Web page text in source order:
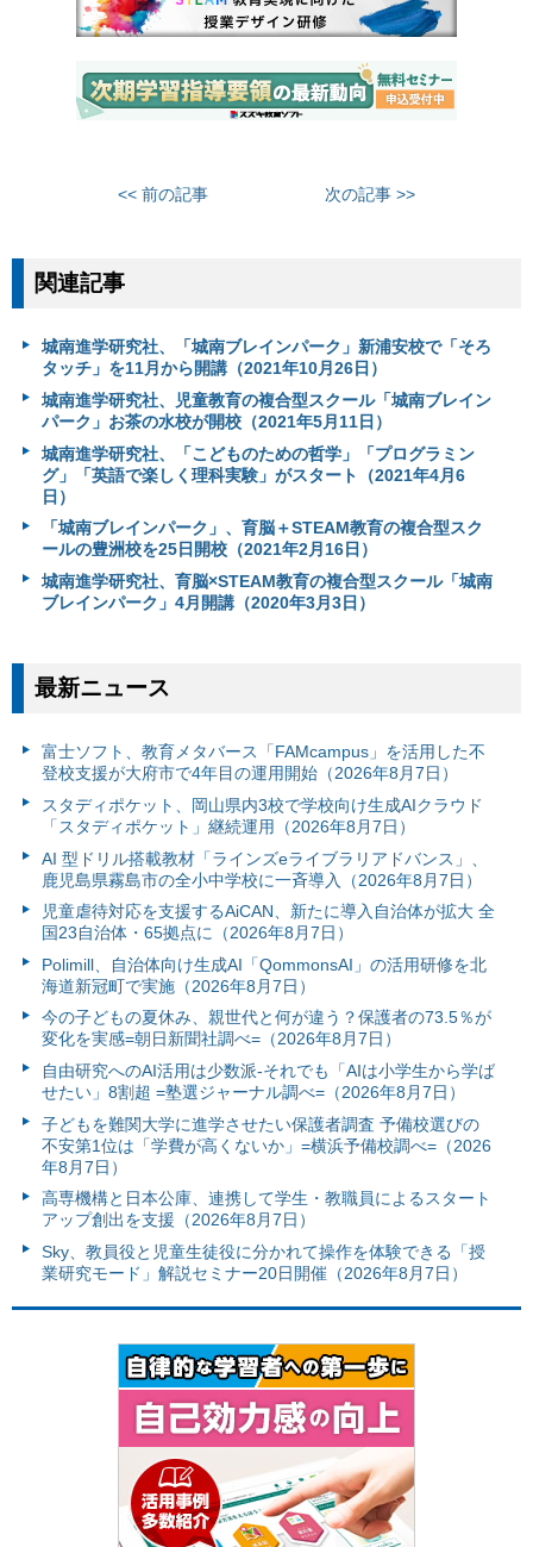
<< 前の記事 次の記事 >>
関連記事
城南進学研究社、「城南ブレインパーク」新浦安校で「そろ
タッチ」を11月から開講（2021年10月26日）
城南進学研究社、児童教育の複合型スクール「城南ブレイン
パーク」お茶の水校が開校（2021年5月11日）
城南進学研究社、「こどものための哲学」「プログラミン
グ」「英語で楽しく理科実験」がスタート（2021年4月6
日）
「城南ブレインパーク」、育脳＋STEAM教育の複合型スク
ールの豊洲校を25日開校（2021年2月16日）
城南進学研究社、育脳×STEAM教育の複合型スクール「城南
ブレインパーク」4月開講（2020年3月3日）
最新ニュース
富⼠ソフト、教育メタバース「FAMcampus」を活用した不
登校支援が大府市で4年目の運用開始（2026年8月7日）
スタディポケット、岡山県内3校で学校向け生成AIクラウド
「スタディポケット」継続運用（2026年8月7日）
AI 型ドリル搭載教材「ラインズeライブラリアドバンス」、
鹿児島県霧島市の全小中学校に一斉導入（2026年8月7日）
児童虐待対応を支援するAiCAN、新たに導入自治体が拡大 全
国23自治体・65拠点に（2026年8月7日）
Polimill、自治体向け生成AI「QommonsAI」の活用研修を北
海道新冠町で実施（2026年8月7日）
今の子どもの夏休み、親世代と何が違う？保護者の73.5％が
変化を実感=朝日新聞社調べ=（2026年8月7日）
自由研究へのAI活用は少数派-それでも「AIは小学生から学ば
せたい」8割超 =塾選ジャーナル調べ=（2026年8月7日）
子どもを難関大学に進学させたい保護者調査 予備校選びの
不安第1位は「学費が高くないか」=横浜予備校調べ=（2026
年8月7日）
高専機構と日本公庫、連携して学生・教職員によるスタート
アップ創出を支援（2026年8月7日）
Sky、教員役と児童生徒役に分かれて操作を体験できる「授
業研究モード」解説セミナー20日開催（2026年8月7日）